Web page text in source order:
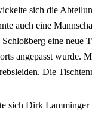
sich die
auch eine
eine neue
angepasst wurde.
Die
sich Dirk